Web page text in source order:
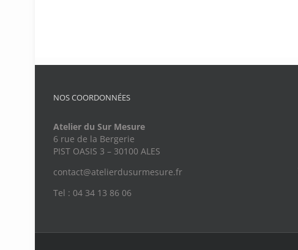
NOS COORDONNÉES
Atelier du Sur Mesure
6 rue de la Bergerie
PIST OASIS 3 – 30100 ALES
contact@atelierdusurmesure.fr
Tel : 04 34 13 86 06